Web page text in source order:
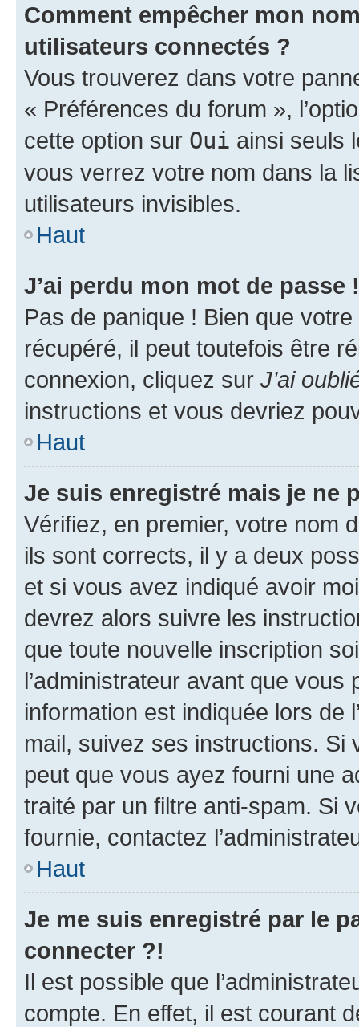
Comment empêcher mon
utilisateurs connectés ?
Vous trouverez dans votre
« Préférences du forum »,
cette option sur Oui ainsi seuls
vous verrez votre nom dans la
utilisateurs invisibles.
Haut
J’ai perdu mon mot de passe !
Pas de panique ! Bien que
récupéré, il peut toutefois être
connexion, cliquez sur J’ai
instructions et vous devriez
Haut
Je suis enregistré mais je ne
Vérifiez, en premier, votre nom
ils sont corrects, il y a deux
et si vous avez indiqué avoir
devrez alors suivre les
que toute nouvelle inscription
l’administrateur avant que
information est indiquée lors de
mail, suivez ses instructions. Si
peut que vous ayez fourni une
traité par un filtre anti-spam. Si
fournie, contactez
Haut
Je me suis enregistré par le
connecter ?!
Il est possible que
compte. En effet, il est courant